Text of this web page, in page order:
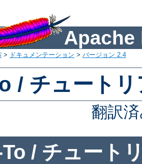
Apache
> ドキュメンテーション > バージョン 2.4
/ チュート
翻訳
/ チュート